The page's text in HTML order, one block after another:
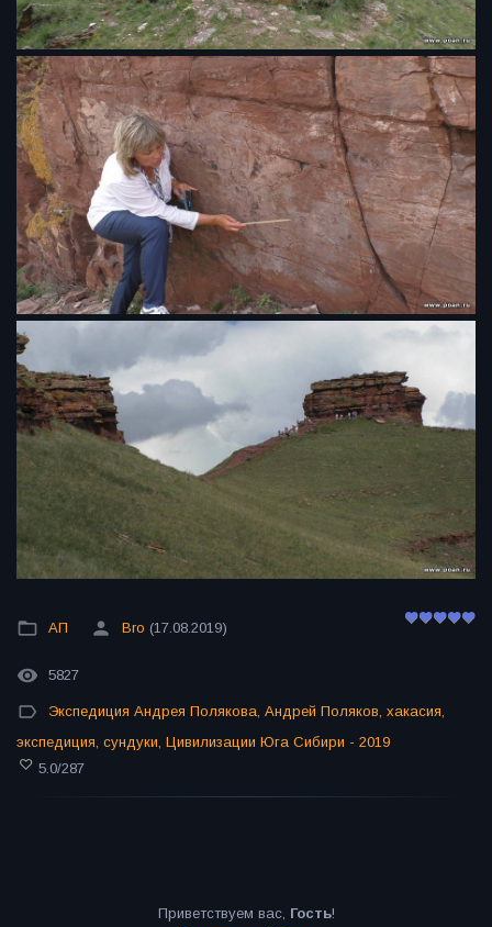
АП Bro (17.08.2019)
5827
Экспедиция Андрея Полякова, Андрей Поляков, хакасия,
экспедиция, сундуки, Цивилизации Юга Сибири - 2019
5.0/287
Приветствуем вас, Гость!